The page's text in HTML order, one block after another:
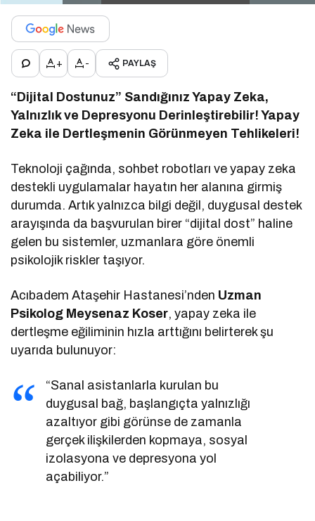
+ - PAYLAŞ
“Dijital Dostunuz” Sandığınız Yapay Zeka,
Yalnızlık ve Depresyonu Derinleştirebilir! Yapay
Zeka ile Dertleşmenin Görünmeyen Tehlikeleri!
Teknoloji çağında, sohbet robotları ve yapay zeka
destekli uygulamalar hayatın her alanına girmiş
durumda. Artık yalnızca bilgi değil, duygusal destek
arayışında da başvurulan birer “dijital dost” haline
gelen bu sistemler, uzmanlara göre önemli
psikolojik riskler taşıyor.
Acıbadem Ataşehir Hastanesi’nden Uzman
Psikolog Meysenaz Koser, yapay zeka ile
dertleşme eğiliminin hızla arttığını belirterek şu
uyarıda bulunuyor:
“Sanal asistanlarla kurulan bu
duygusal bağ, başlangıçta yalnızlığı
azaltıyor gibi görünse de zamanla
gerçek ilişkilerden kopmaya, sosyal
izolasyona ve depresyona yol
açabiliyor.”